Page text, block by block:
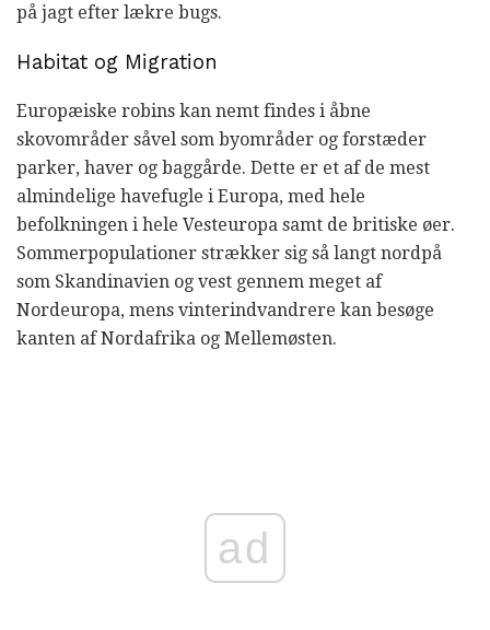
på jagt efter lækre bugs.
Habitat og Migration
Europæiske robins kan nemt findes i åbne
skovområder såvel som byområder og forstæder
parker, haver og baggårde. Dette er et af de mest
almindelige havefugle i Europa, med hele
befolkningen i hele Vesteuropa samt de britiske øer.
Sommerpopulationer strækker sig så langt nordpå
som Skandinavien og vest gennem meget af
Nordeuropa, mens vinterindvandrere kan besøge
kanten af ​​Nordafrika og Mellemøsten.
ad